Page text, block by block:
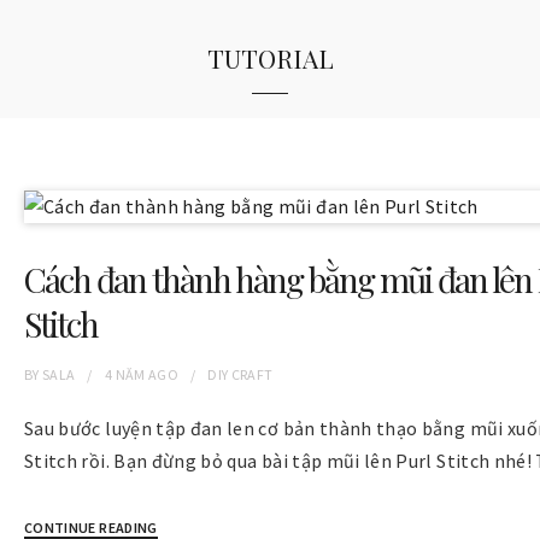
tutorial
Cách đan thành hàng bằng mũi đan
Stitch
BY SALA 4 NĂM AGO DIY CRAFT
Sau bước luyện tập đan len cơ bản thành thạo bằng mũi
Stitch rồi. Bạn đừng bỏ qua bài tập mũi lên Purl Stitch
CONTINUE READING